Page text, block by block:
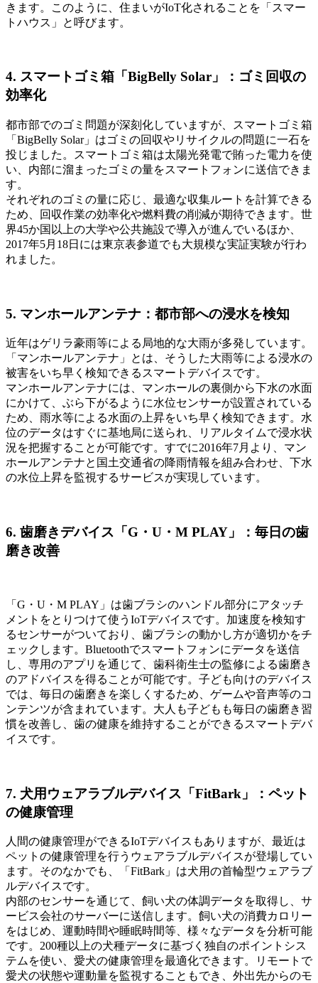
きます。このように、住まいがIoT化されることを「スマー
トハウス」と呼びます。
4. スマートゴミ箱「BigBelly Solar」：ゴミ回収の
効率化
都市部でのゴミ問題が深刻化していますが、スマートゴミ箱
「BigBelly Solar」はゴミの回収やリサイクルの問題に一石を
投じました。スマートゴミ箱は太陽光発電で賄った電力を使
い、内部に溜まったゴミの量をスマートフォンに送信できま
す。
それぞれのゴミの量に応じ、最適な収集ルートを計算できる
ため、回収作業の効率化や燃料費の削減が期待できます。世
界45か国以上の大学や公共施設で導入が進んでいるほか、
2017年5月18日には東京表参道でも大規模な実証実験が行わ
れました。
5. マンホールアンテナ：都市部への浸水を検知
近年はゲリラ豪雨等による局地的な大雨が多発しています。
「マンホールアンテナ」とは、そうした大雨等による浸水の
被害をいち早く検知できるスマートデバイスです。
マンホールアンテナには、マンホールの裏側から下水の水面
にかけて、ぶら下がるように水位センサーが設置されている
ため、雨水等による水面の上昇をいち早く検知できます。水
位のデータはすぐに基地局に送られ、リアルタイムで浸水状
況を把握することが可能です。すでに2016年7月より、マン
ホールアンテナと国土交通省の降雨情報を組み合わせ、下水
の水位上昇を監視するサービスが実現しています。
6. 歯磨きデバイス「G・U・M PLAY」：毎日の歯
磨き改善
「G・U・M PLAY」は歯ブラシのハンドル部分にアタッチ
メントをとりつけて使うIoTデバイスです。加速度を検知す
るセンサーがついており、歯ブラシの動かし方が適切かをチ
ェックします。Bluetoothでスマートフォンにデータを送信
し、専用のアプリを通じて、歯科衛生士の監修による歯磨き
のアドバイスを得ることが可能です。子ども向けのデバイス
では、毎日の歯磨きを楽しくするため、ゲームや音声等のコ
ンテンツが含まれています。大人も子どもも毎日の歯磨き習
慣を改善し、歯の健康を維持することができるスマートデバ
イスです。
7. 犬用ウェアラブルデバイス「FitBark」：ペット
の健康管理
人間の健康管理ができるIoTデバイスもありますが、最近は
ペットの健康管理を行うウェアラブルデバイスが登場してい
ます。そのなかでも、「FitBark」は犬用の首輪型ウェアラブ
ルデバイスです。
内部のセンサーを通じて、飼い犬の体調データを取得し、サ
ービス会社のサーバーに送信します。飼い犬の消費カロリー
をはじめ、運動時間や睡眠時間等、様々なデータを分析可能
です。200種以上の犬種データに基づく独自のポイントシス
テムを使い、愛犬の健康管理を最適化できます。リモートで
愛犬の状態や運動量を監視することもでき、外出先からのモ